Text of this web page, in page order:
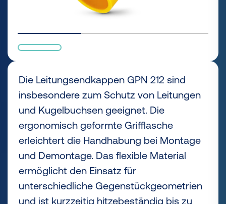
Die Leitungsendkappen GPN 212 sind
insbesondere zum Schutz von Leitungen
und Kugelbuchsen geeignet. Die
ergonomisch geformte Grifflasche
erleichtert die Handhabung bei Montage
und Demontage. Das flexible Material
ermöglicht den Einsatz für
unterschiedliche Gegenstückgeometrien
und ist kurzzeitig hitzebeständig bis zu